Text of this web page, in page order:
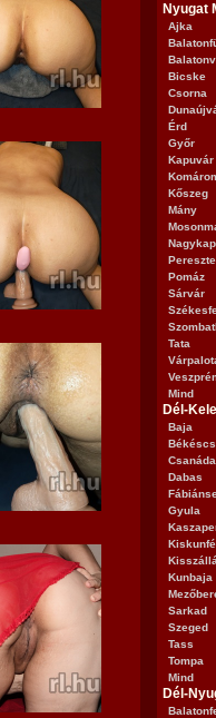
Nyugat
Ajka
Bicske
Csorna
Érd
Győr
Kapuvár
Kőszeg
Mány
Pomáz
Sárvár
Tata
Mind
Dél-
Baja
Dabas
Gyula
Kunbaja
Sarkad
Szeged
Tass
Tompa
Mind
Dél-